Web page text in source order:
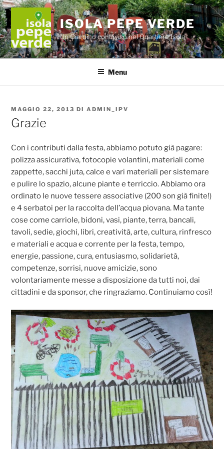
Salta
al
contenuto
ISOLA PEPE VERDE
Un Giardino condiviso nel Quartiere Isola
Menu
PUBBLICATO
IL
MAGGIO 22, 2013 DIADMIN_IPV
Grazie
Con i contributi dalla festa, abbiamo potuto già pagare:
polizza assicurativa, fotocopie volantini, materiali come
zappette, sacchi juta, calce e vari materiali per sistemare
e pulire lo spazio, alcune piante e terriccio. Abbiamo ora
ordinato le nuove tessere associative (200 son già finite!)
e 4 serbatoi per la raccolta dell’acqua piovana. Ma tante
cose come carriole, bidoni, vasi, piante, terra, bancali,
tavoli, sedie, giochi, libri, creatività, arte, cultura, rinfresco
e materiali e acqua e corrente per la festa, tempo,
energie, passione, cura, entusiasmo, solidarietà,
competenze, sorrisi, nuove amicizie, sono
volontariamente messe a disposizione da tutti noi, dai
cittadini e da sponsor, che ringraziamo. Continuiamo così!